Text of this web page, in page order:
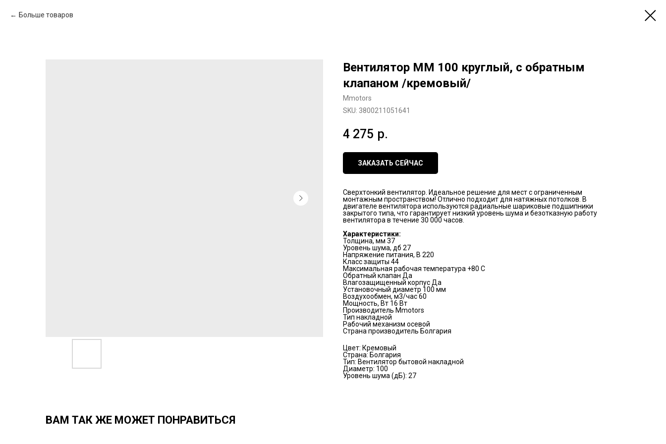
Больше товаров
Вентилятор ММ 100 круглый, с обратным
клапаном /кремовый/
Mmotors
SKU: 3800211051641
4 275 р.
ЗАКАЗАТЬ СЕЙЧАС
Сверхтонкий вентилятор. Идеальное решение для мест с ограниченным
монтажным пространством! Отлично подходит для натяжных потолков. В
двигателе вентилятора используются радиальные шариковые подшипники
закрытого типа, что гарантирует низкий уровень шума и безотказную работу
вентилятора в течение 30 000 часов.
Характеристики:
Толщина, мм 37
Уровень шума, дб 27
Напряжение питания, В 220
Класс защиты 44
Максимальная рабочая температура +80 С
Обратный клапан Да
Влагозащищенный корпус Да
Установочный диаметр 100 мм
Воздухообмен, м3/час 60
Мощность, Вт 16 Вт
Производитель Mmotors
Тип накладной
Рабочий механизм осевой
Страна производитель Болгария
Цвет: Кремовый
Страна: Болгария
Тип: Вентилятор бытовой накладной
Диаметр: 100
Уровень шума (дБ): 27
ВАМ ТАК ЖЕ МОЖЕТ ПОНРАВИТЬСЯ